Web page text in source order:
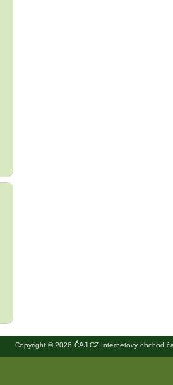
Copyright © 2026 ČAJ.CZ Internetový obchod